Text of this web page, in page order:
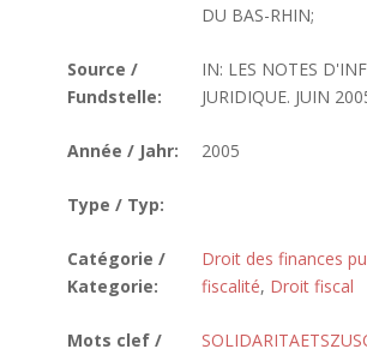
DU BAS-RHIN;
Source /
Fundstelle:
IN: LES NOTES
JURIDIQUE. JUIN
Année / Jahr: 2005
Type / Typ:
Catégorie /
Kategorie:
Droit des finances
fiscalité, Droit fiscal
Mots clef /